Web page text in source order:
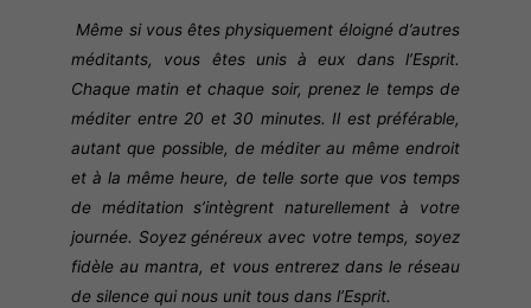
Même si vous êtes physiquement éloigné d’autres
méditants, vous êtes unis à eux dans l’Esprit.
Chaque matin et chaque soir, prenez le temps de
méditer entre 20 et 30 minutes. Il est préférable,
autant que possible, de méditer au même endroit
et à la même heure, de telle sorte que vos temps
de méditation s’intègrent naturellement à votre
journée. Soyez généreux avec votre temps, soyez
fidèle au mantra, et vous entrerez dans le réseau
de silence qui nous unit tous dans l’Esprit.